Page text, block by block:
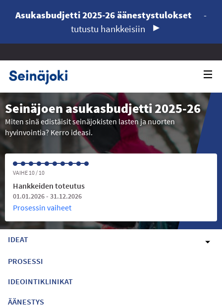
Asukasbudjetti 2025-26 äänestystulokset
-
tutustu hankkeisiin
Seinäjoen asukasbudjetti 2025-26
Miten sinä edistäisit seinäjokisten lasten ja nuorten
hyvinvointia? Kerro ideasi.
VAIHE 10 / 10
Hankkeiden toteutus
01.01.2026 - 31.12.2026
Prosessin vaiheet
IDEAT
PROSESSI
IDEOINTIKLINIKAT
ÄÄNESTYS